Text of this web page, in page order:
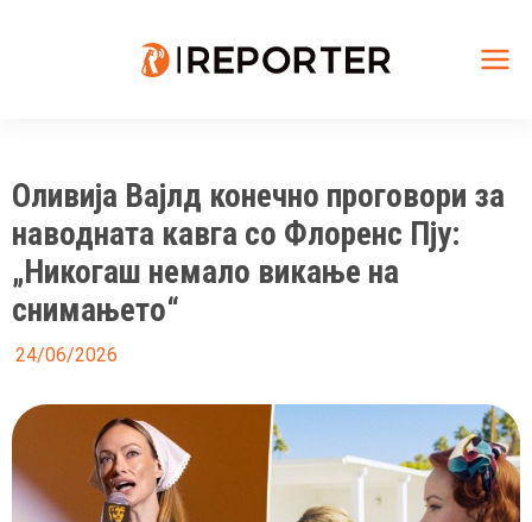
Оливија Вајлд конечно проговори за
наводната кавга со Флоренс Пју:
„Никогаш немало викање на
снимањето“
24/06/2026